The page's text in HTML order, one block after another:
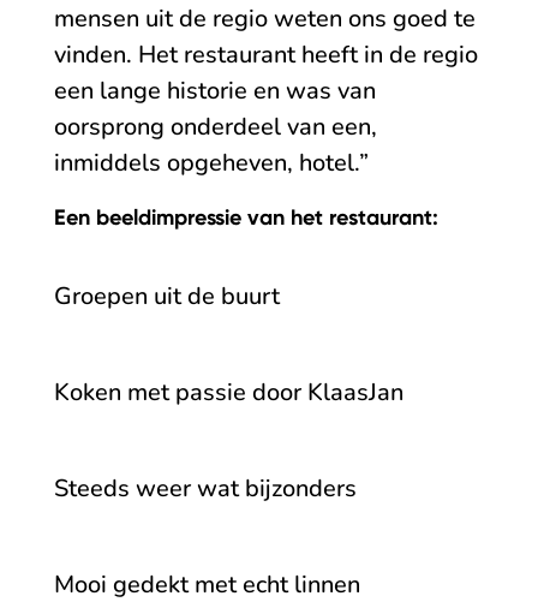
mensen uit de regio weten ons goed te
vinden. Het restaurant heeft in de regio
een lange historie en was van
oorsprong onderdeel van een,
inmiddels opgeheven, hotel.”
Een beeldimpressie van het restaurant:
Groepen uit de buurt
Koken met passie door KlaasJan
Steeds weer wat bijzonders
Mooi gedekt met echt linnen